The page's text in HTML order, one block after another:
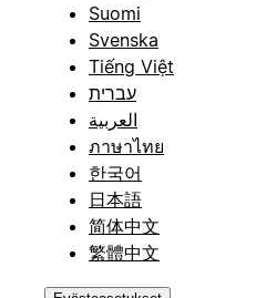
Suomi
Svenska
Tiếng Việt
עברית
العربية
ภาษาไทย
한국어
日本語
简体中文
繁體中文